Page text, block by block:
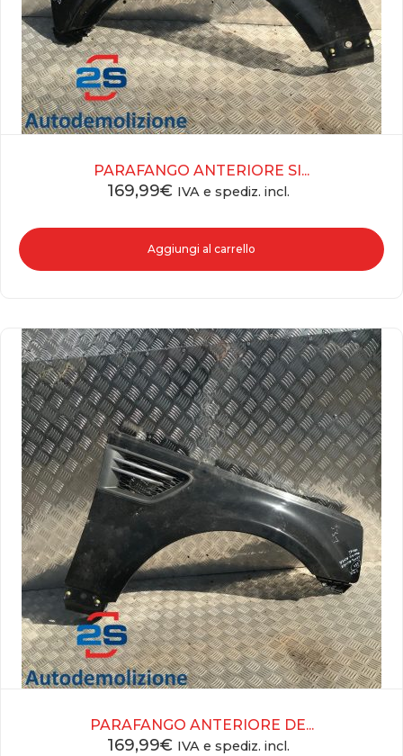
PARAFANGO ANTERIORE SI...
169,99€ IVA e spediz. incl.
Aggiungi al carrello
PARAFANGO ANTERIORE DE...
169,99€ IVA e spediz. incl.